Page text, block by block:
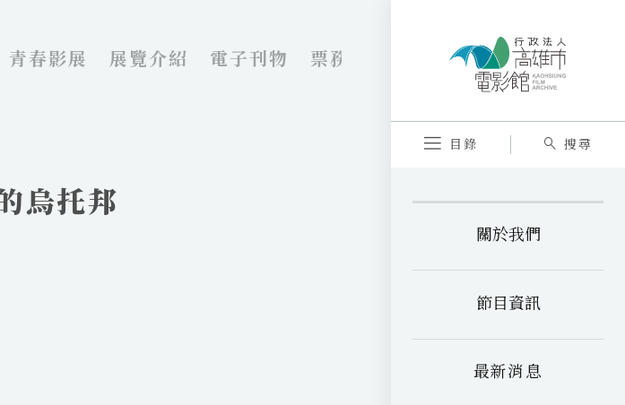
目錄 搜尋
關於我們
節目資訊
最新消息
青春影展 展覽介紹 電子刊物 票務資訊 VR劇院 內惟藝術
烏托邦